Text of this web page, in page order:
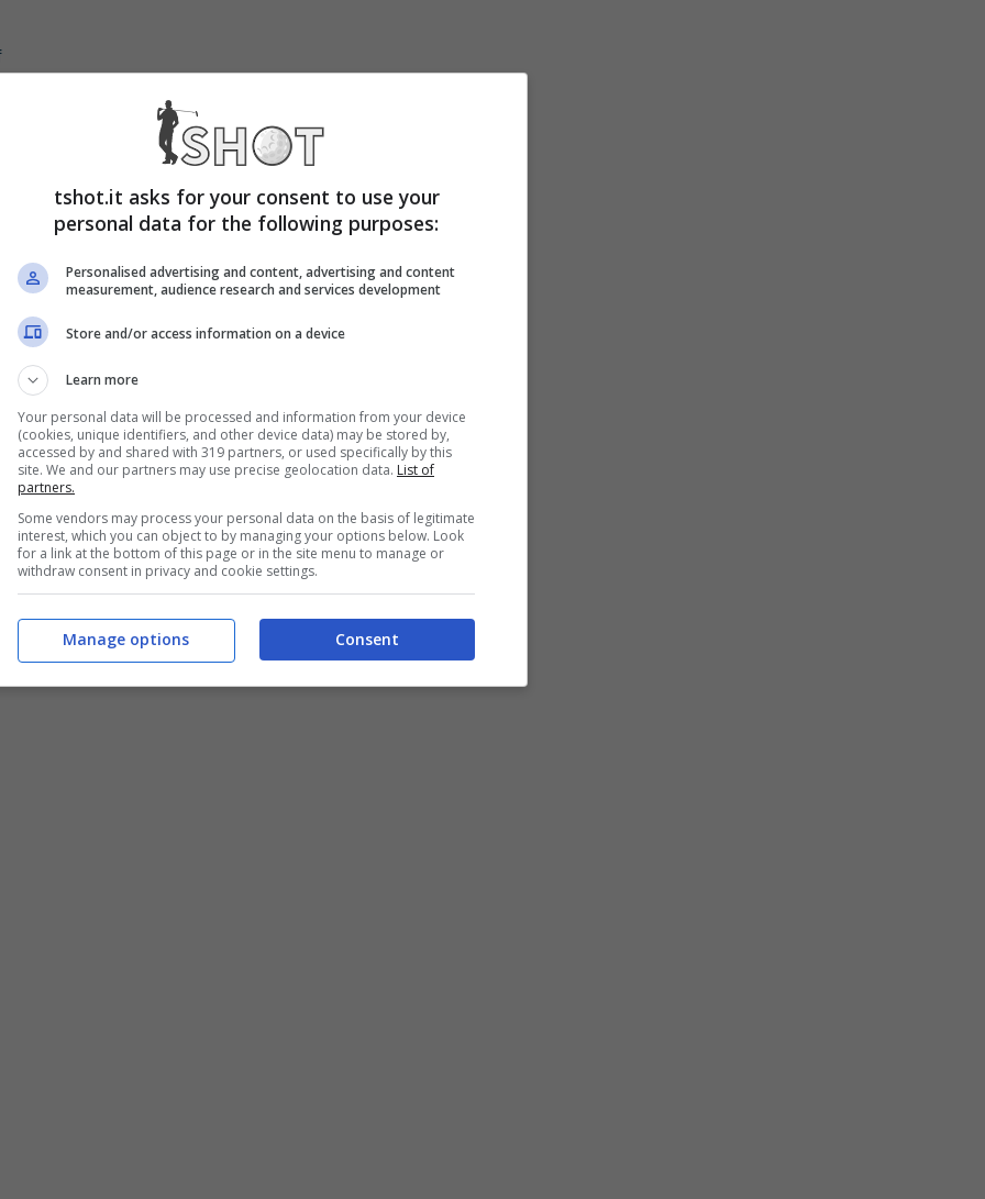
tshot.it asks for your consent to use your
personal data for the following purposes:
Personalised advertising and content, advertising and content
measurement, audience research and services development
Store and/or access information on a device
Learn more
Your personal data will be processed and information from your device
(cookies, unique identifiers, and other device data) may be stored by,
accessed by and shared with 319 partners, or used specifically by this
site. We and our partners may use precise geolocation data. List of
partners.
Some vendors may process your personal data on the basis of legitimate
interest, which you can object to by managing your options below. Look
for a link at the bottom of this page or in the site menu to manage or
withdraw consent in privacy and cookie settings.
Consent
Manage options